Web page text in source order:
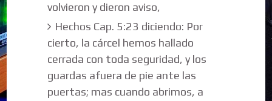
volvieron y dieron aviso,
Hechos Cap. 5:23 diciendo: Por
cierto, la cárcel hemos hallado
cerrada con toda seguridad, y los
guardas afuera de pie ante las
puertas; mas cuando abrimos, a